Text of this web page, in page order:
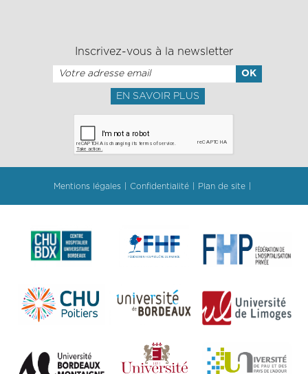
Inscrivez-vous à la newsletter
EN SAVOIR PLUS
Mentions légales Confidentialité Plan de site